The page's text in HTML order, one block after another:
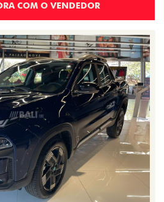
COM O VENDEDOR